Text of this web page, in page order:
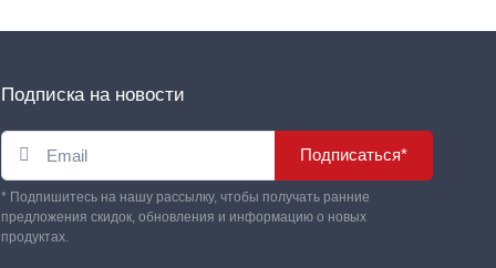
Подписка на новости
Подписаться*
* Подпишитесь на нашу рассылку, чтобы получать ранние
предложения скидок, обновления и информацию о новых
продуктах.